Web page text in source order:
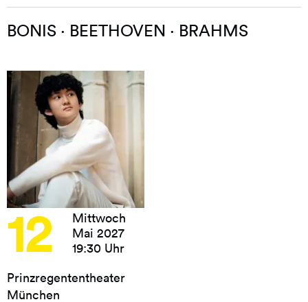
BONIS · BEETHOVEN · BRAHMS
12
Mittwoch
Mai 2027
19:30 Uhr
Prinzregententheater
München